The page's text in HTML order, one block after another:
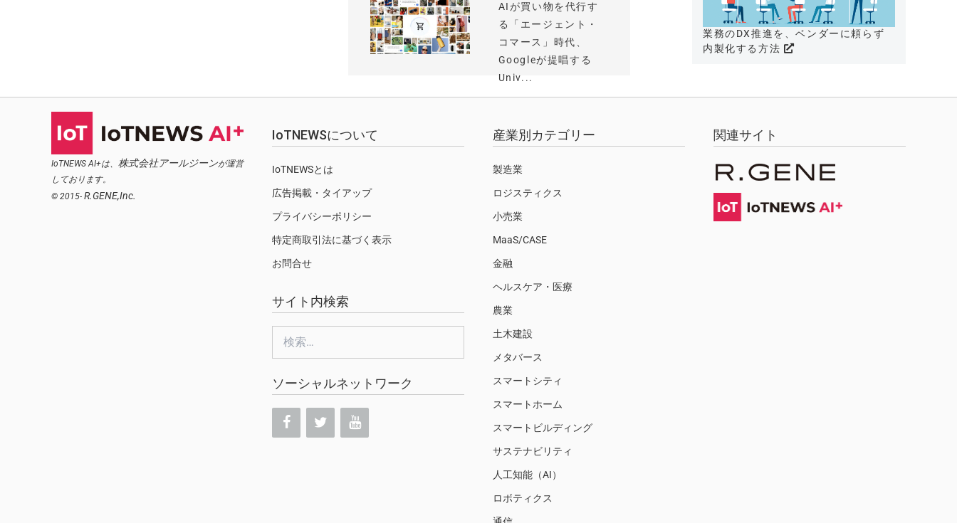
AIが買い物を代行す
る「エージェント・
コマース」時代、
Googleが提唱する
Univ...
業務のDX推進を、ベンダーに頼らず
内製化する方法
IoTNEWS AI+は、 株式会社アールジーンが運営
しております。
© 2015- R.GENE,Inc.
IoTNEWSについて
IoTNEWSとは
広告掲載・タイアップ
プライバシーポリシー
特定商取引法に基づく表示
お問合せ
サイト内検索
索:
ソーシャルネットワーク
産業別カテゴリー
製造業
ロジスティクス
小売業
MaaS/CASE
金融
ヘルスケア・医療
農業
土木建設
メタバース
スマートシティ
スマートホーム
スマートビルディング
サステナビリティ
人工知能（AI）
ロボティクス
関連サイト